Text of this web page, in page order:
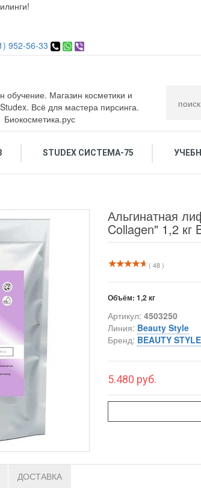
952-56-33
обучение. Магазин косметики и
Всё для мастера пирсинга.
Биокосметика.рус
STUDEX СИСТЕМА-75
Альгинатная
Collagen" 1,2 кг
( 48 )
Объём: 1,2 кг
Артикул: 4503250
Линия: Beauty Style
Бренд: BEAUTY STYLE
5.480 руб.
ДОСТАВКА